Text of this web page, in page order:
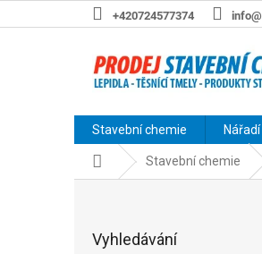
na
+420724577374
Stavební chemie
Domů Stavební chemie
Vyhledávání